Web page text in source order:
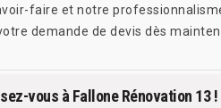
faire et notre
demande de devis dès
vous à Fallone Rénovation 13 !